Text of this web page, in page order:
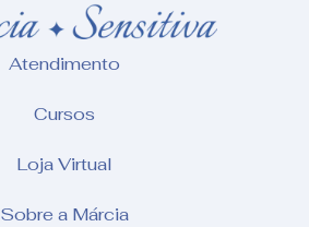
Atendimento
Cursos
Loja Virtual
Sobre a Márcia